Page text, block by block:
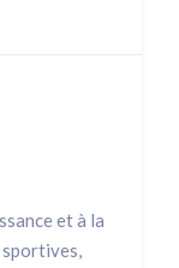
et à la